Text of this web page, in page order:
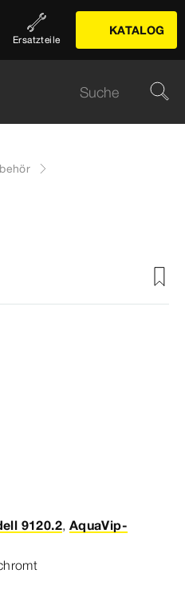
Ersatzteile
KATALOG
9120.2, AquaVip-